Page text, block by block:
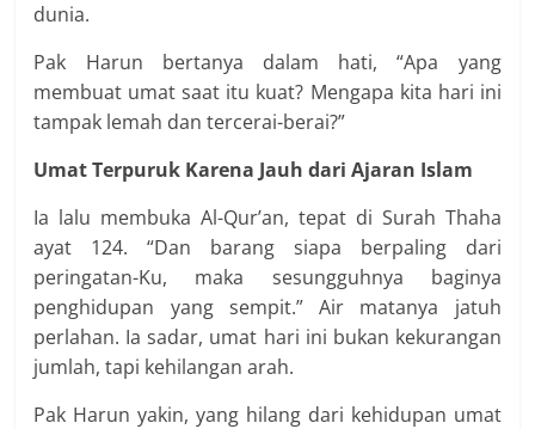
dunia.
Pak Harun bertanya dalam hati, “Apa yang
membuat umat saat itu kuat? Mengapa kita hari ini
tampak lemah dan tercerai-berai?”
Umat Terpuruk Karena Jauh dari Ajaran Islam
Ia lalu membuka Al-Qur’an, tepat di Surah Thaha
ayat 124. “Dan barang siapa berpaling dari
peringatan-Ku, maka sesungguhnya baginya
penghidupan yang sempit.” Air matanya jatuh
perlahan. Ia sadar, umat hari ini bukan kekurangan
jumlah, tapi kehilangan arah.
Pak Harun yakin, yang hilang dari kehidupan umat